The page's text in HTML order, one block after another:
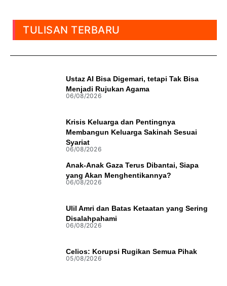
TULISAN TERBARU
Ustaz AI Bisa Digemari, tetapi Tak Bisa
Menjadi Rujukan Agama
06/08/2026
Krisis Keluarga dan Pentingnya
Membangun Keluarga Sakinah Sesuai
Syariat
06/08/2026
Anak-Anak Gaza Terus Dibantai, Siapa
yang Akan Menghentikannya?
06/08/2026
Ulil Amri dan Batas Ketaatan yang Sering
Disalahpahami
06/08/2026
Celios: Korupsi Rugikan Semua Pihak
05/08/2026